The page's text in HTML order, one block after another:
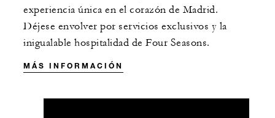
experiencia única en el corazón de Madrid.
Déjese envolver por servicios exclusivos y la
inigualable hospitalidad de Four Seasons.
MÁS INFORMACIÓN